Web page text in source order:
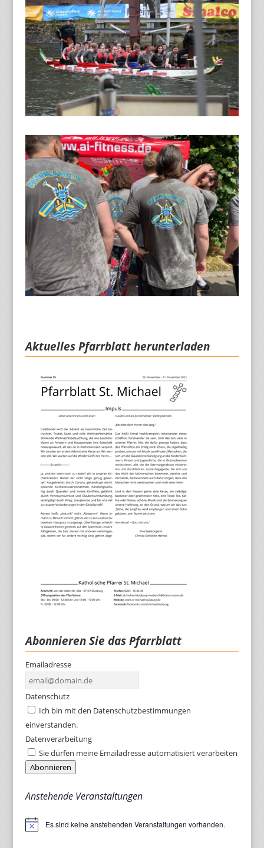
Aktuelles Pfarrblatt herunterladen
Abonnieren Sie das Pfarrblatt
Emailadresse
Datenschutz
Ich bin mit den Datenschutzbestimmungen
einverstanden.
Datenverarbeitung
Sie dürfen meine Emailadresse automatisiert verarbeiten
Abonnieren
Anstehende Veranstaltungen
HinweisEs sind keine anstehenden Veranstaltungen vorhanden.